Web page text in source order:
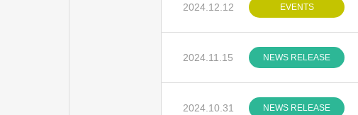
2024.12.12 EVENTS
2024.11.15 NEWS RELEASE
2024.10.31 NEWS RELEASE